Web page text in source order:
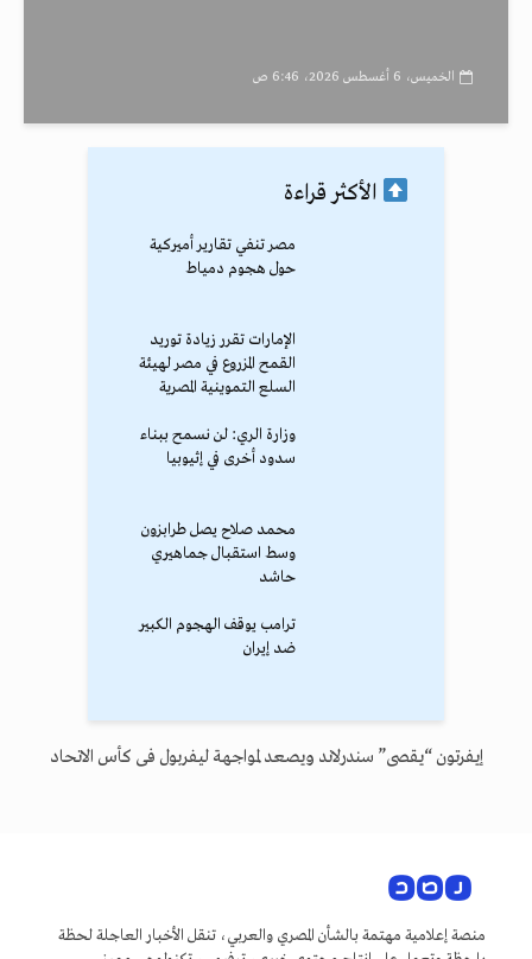
الخميس، 6 أغسطس 2026، 6:46 ص
الأكثر قراءة
مصر تنفي تقارير أميركية
حول هجوم دمياط
الإمارات تقرر زيادة توريد
القمح المزروع في مصر لهيئة
السلع التموينية المصرية
وزارة الري: لن نسمح ببناء
سدود أخرى في إثيوبيا
محمد صلاح يصل طرابزون
وسط استقبال جماهيري
حاشد
ترامب يوقف الهجوم الكبير
ضد إيران
إيفرتون “يقصى” سندرلاند ويصعد لمواجهة ليفربول فى كأس الاتحاد
منصة إعلامية مهتمة بالشأن المصري والعربي، تنقل الأخبار العاجلة لحظة